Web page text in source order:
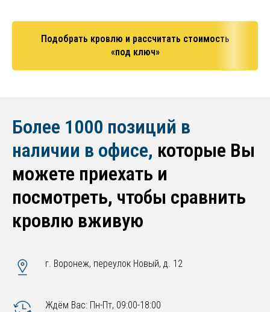
Подобрать кровлю и рассчитать стоимость
«под ключ»
Более 1000 позиций в
наличии в офисе, которые Вы
можете приехать и
посмотреть, чтобы сравнить
кровлю вживую
г. Воронеж, переулок Новый, д. 12
Ждём Вас: Пн-Пт, 09:00-18:00